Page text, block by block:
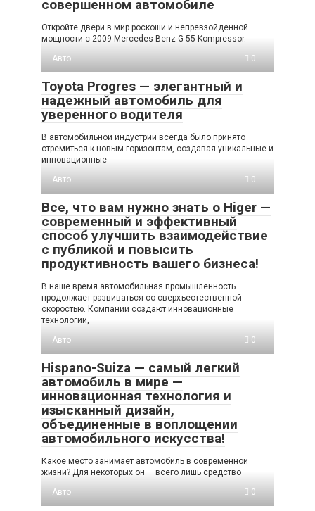
совершенном автомобиле
Откройте двери в мир роскоши и непревзойденной
мощности с 2009 Mercedes-Benz G 55 Kompressor.
Авто
0
Toyota Progres — элегантный и
надежный автомобиль для
уверенного водителя
В автомобильной индустрии всегда было принято
стремиться к новым горизонтам, создавая уникальные и
инновационные
Авто
0
Все, что вам нужно знать о Higer —
современный и эффективный
способ улучшить взаимодействие
с публикой и повысить
продуктивность вашего бизнеса!
В наше время автомобильная промышленность
продолжает развиваться со сверхъестественной
скоростью. Компании создают инновационные
технологии,
Авто
0
Hispano-Suiza — самый легкий
автомобиль в мире —
инновационная технология и
изысканный дизайн,
объединенные в воплощении
автомобильного искусства!
Какое место занимает автомобиль в современной
жизни? Для некоторых он — всего лишь средство
Авто
0